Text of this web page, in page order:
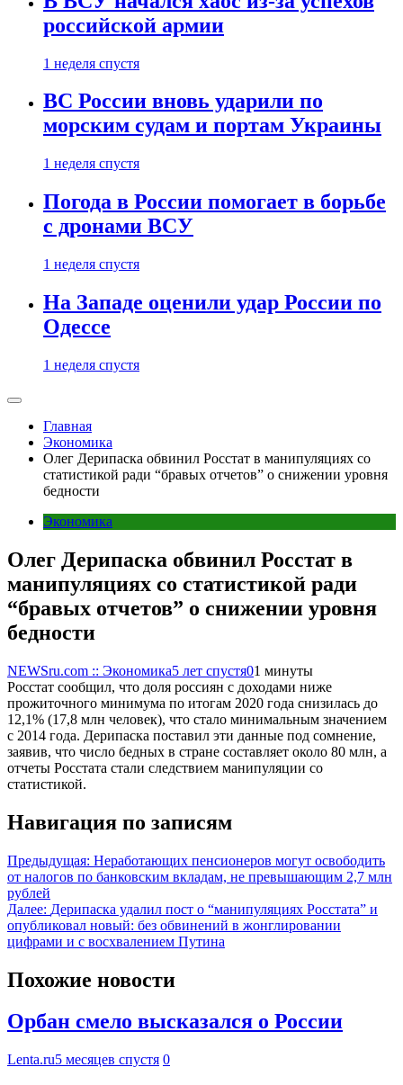
российской армии
1 неделя спустя
ВС России вновь ударили по
морским судам и портам Украины
1 неделя спустя
Погода в России помогает в борьбе
с дронами ВСУ
1 неделя спустя
На Западе оценили удар России по
Одессе
1 неделя спустя
Главная
Экономика
Олег Дерипаска обвинил Росстат в манипуляциях со
статистикой ради “бравых отчетов” о снижении уровня
бедности
Экономика
Олег Дерипаска обвинил Росстат в
манипуляциях со статистикой ради
“бравых отчетов” о снижении уровня
бедности
NEWSru.com :: Экономика5 лет спустя01 минуты
Росстат сообщил, что доля россиян с доходами ниже
прожиточного минимума по итогам 2020 года снизилась до
12,1% (17,8 млн человек), что стало минимальным значением
с 2014 года. Дерипаска поставил эти данные под сомнение,
заявив, что число бедных в стране составляет около 80 млн, а
отчеты Росстата стали следствием манипуляции со
статистикой.
Навигация по записям
Предыдущая: Неработающих пенсионеров могут освободить
от налогов по банковским вкладам, не превышающим 2,7 млн
рублей
Далее: Дерипаска удалил пост о “манипуляциях Росстата” и
опубликовал новый: без обвинений в жонглировании
цифрами и с восхвалением Путина
Похожие новости
Орбан смело высказался о России
Lenta.ru5 месяцев спустя 0